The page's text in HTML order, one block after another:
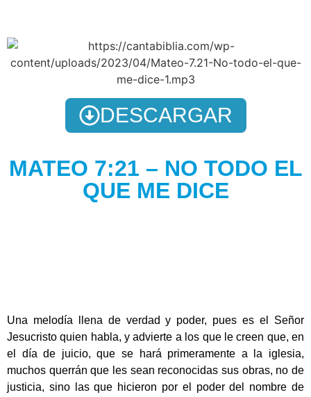
DESCARGAR
MATEO 7:21 – NO TODO EL
QUE ME DICE
Una melodía llena de verdad y poder, pues es el Señor
Jesucristo quien habla, y advierte a los que le creen que, en
el día de juicio, que se hará primeramente a la iglesia,
muchos querrán que les sean reconocidas sus obras, no de
justicia, sino las que hicieron por el poder del nombre de